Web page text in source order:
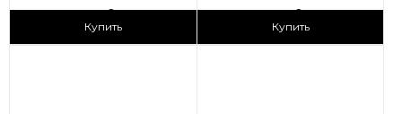
2
Купить
2
Купить